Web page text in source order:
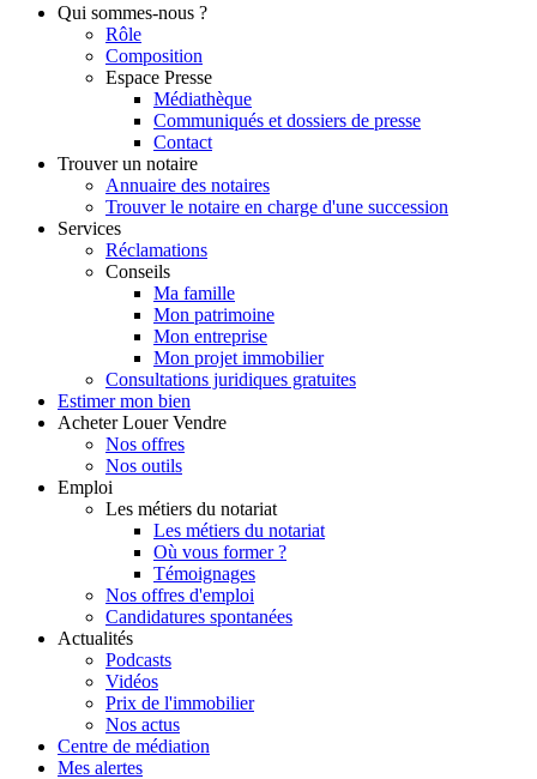
Qui sommes-nous ?
Rôle
Composition
Espace Presse
Médiathèque
Communiqués et dossiers de presse
Contact
Trouver un notaire
Annuaire des notaires
Trouver le notaire en charge d'une succession
Services
Réclamations
Conseils
Ma famille
Mon patrimoine
Mon entreprise
Mon projet immobilier
Consultations juridiques gratuites
Estimer mon bien
Acheter Louer Vendre
Nos offres
Nos outils
Emploi
Les métiers du notariat
Les métiers du notariat
Où vous former ?
Témoignages
Nos offres d'emploi
Candidatures spontanées
Actualités
Podcasts
Vidéos
Prix de l'immobilier
Nos actus
Centre de médiation
Mes alertes